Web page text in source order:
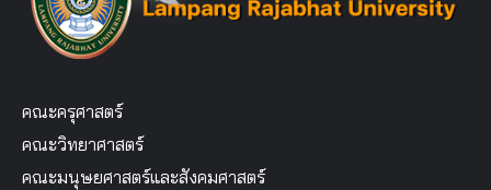
คณะครุศาสตร์
คณะวิทยาศาสตร์
คณะมนุษยศาสตร์และสังคมศาสตร์